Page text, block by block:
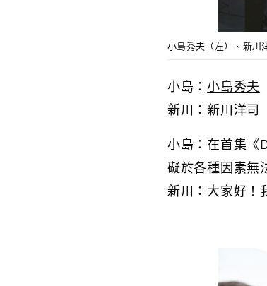
小島秀夫（左）、新川
小島：小島秀夫
新川：新川洋司
小島：在首集《
礙於各種因素無
新川：大家好！